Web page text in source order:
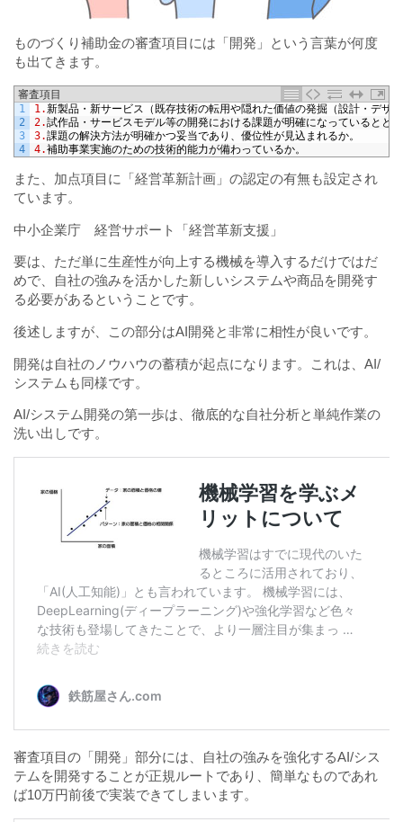
ものづくり補助金の審査項目には「開発」という言葉が何度
も出てきます。
審査項目
1
2
3
4
1.新製品・新サービス（既存技術の転用や隠れた価値の発掘（設計・デザ
2.試作品・サービスモデル等の開発における課題が明確になっているとと
3.課題の解決方法が明確かつ妥当であり、優位性が見込まれるか。
4.補助事業実施のための技術的能力が備わっているか。
また、加点項目に「経営革新計画」の認定の有無も設定され
ています。
中小企業庁 経営サポート「経営革新支援」
要は、ただ単に生産性が向上する機械を導入するだけではだ
めで、自社の強みを活かした新しいシステムや商品を開発す
る必要があるということです。
後述しますが、この部分はAI開発と非常に相性が良いです。
開発は自社のノウハウの蓄積が起点になります。これは、AI/
システムも同様です。
AI/システム開発の第一歩は、徹底的な自社分析と単純作業の
洗い出しです。
審査項目の「開発」部分には、自社の強みを強化するAI/シス
テムを開発することが正規ルートであり、簡単なものであれ
ば10万円前後で実装できてしまいます。